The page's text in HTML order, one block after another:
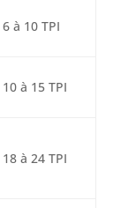
6 à 10 TPI
10 à 15 TPI
18 à 24 TPI